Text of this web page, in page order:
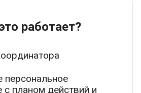
работает?
персональное
планом действий и